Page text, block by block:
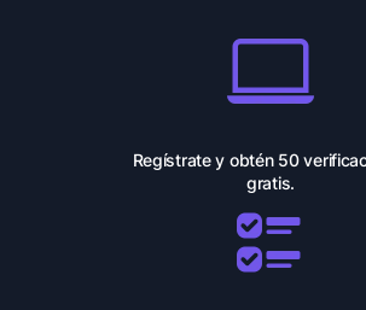
Regístrate y obtén 50
gratis.